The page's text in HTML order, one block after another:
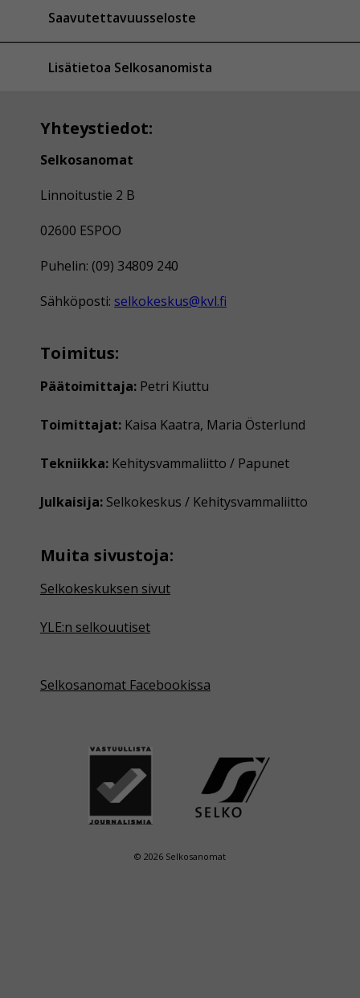
Saavutettavuusseloste
Lisätietoa Selkosanomista
Yhteystiedot:
Selkosanomat
Linnoitustie 2 B
02600 ESPOO
Puhelin: (09) 34809 240
Sähköposti: selkokeskus@kvl.fi
Toimitus:
Päätoimittaja: Petri Kiuttu
Toimittajat: Kaisa Kaatra, Maria Österlund
Tekniikka: Kehitysvammaliitto / Papunet
Julkaisija: Selkokeskus / Kehitysvammaliitto
Muita sivustoja:
Selkokeskuksen sivut
YLE:n selkouutiset
Selkosanomat Facebookissa
© 2026 Selkosanomat